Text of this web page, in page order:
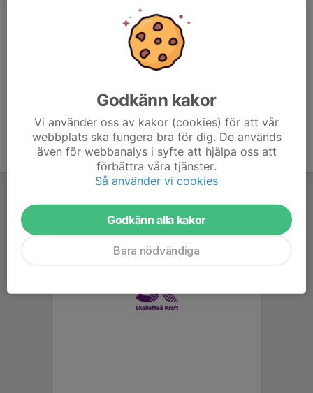
Godkänn kakor
Vi använder oss av kakor (cookies) för att vår
webbplats ska fungera bra för dig. De används
även för webbanalys i syfte att hjälpa oss att
förbättra våra tjänster.
Så använder vi cookies
Godkänn alla kakor
Bara nödvändiga